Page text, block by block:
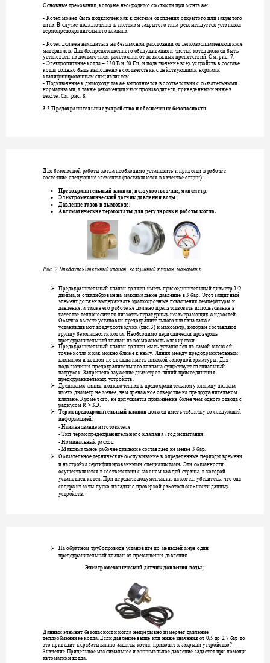
Основные требования , которые необходимо соблюсти при монтаже:
- Котел может быть подключен как к системе отопления открытого или закрытого
типа. В случае подключения к системам закрытого типа рекомендуется установка
термопредохранительного клапана.
- Котел должен находиться на безопасном расстоянии от легковоспламеняющихся
материалов. Для беспрепятственного обслуживания и чистки котел должен быть
установлен на достаточном расстоянии от возможных препятствий. См. рис. 7.
- Электропитание котла – 230 В и 50 Гц, и подключение всех устройств в составе
котла должно быть выполнено в соответствии с действующими нормами
квалифицированным специалистом.
- Подключение к дымоходу также выполняется в соответствии с обязательными
нормативами, а также рекомендациями производителя, приведенными ниже в
тексте. См. рис. 8.
3.2 Предохранительные устройства и обеспечение безопасности
Для безопасной работы котла необходимо установить и привести в рабочее
состояние следующие элементы (поставляются в качестве опции):
 Предохранительный клапан, воздухоотводчик, манометр;
 Электромеханический датчик давления воды;
 Давление газов в дымоходе;
 Автоматические термостаты для регулировки работы котла.
Рис. 2 Предохранительный клапан, воздушный клапан, манометр
 Предохранительный клапан должен иметь присоединительный диаметр 1/2
дюйма, и откалиброван на максимальное давление в 3 бар. Этот защитный
элемент должен выдерживать краткосрочные повышения температуры и
давления, а также его работе не должно препятствовать использование в
качестве теплоносителя низкотемпературных незамерзающих жидкостей.
Обычно в месте установки предохранительного клапана также
устанавливают воздухоотводчик (рис.3) и манометр, которые составляют
группу безопасности котла. Необходимо периодически проверять
предохранительный клапан на возможность блокировки.
 Предохранительный клапан должен быть установлен на самой высокой
точке котла и как можно ближе к нему. Линия между предохранительным
клапаном и котлом не должна иметь никакой запорной арматуры. Для
подключения предохранительного клапана существует специальный
патрубок. Запрещено заужение диаметров линий присоединения
предохранительных устройств.
 Дренажная линия, подключенная к предохранительному клапану должна
иметь диаметр не менее, чем дренажное отверстие на предохранительном
клапане. Кроме того, не допускается применение более чем одного отвода с
радиусом R > 3D.
 Термопредохранительный клапан должен иметь табличку со следующей
информацией:
- Наименование изготовителя
- Тип термопредохранительного клапана / год испытания
- Номинальный расход
- Максимальное рабочее давление составляет не менее 3 бар.
 Обязательное технические обслуживание в определенные периоды времени
и настройка сертифицированными специалистами. Эти обязанности
осуществляются в соответствии с законом каждой страны, в которой
установлен котел. При передаче документации на котел, убедитесь, что она
содержит акты пуско-наладки с проверкой работоспособности данных
устройств.
 На обратном трубопроводе установите по меньшей мере один
предохранительный клапан от превышения давления.
Электромеханический датчик давления воды;
Данный элемент безопасности котла непрерывно измеряет давление
теплообменнике котла. Если давление выше или ниже значения от 0,5 до 2,7 бар то
это приводит к срабатыванию защиты котла. приводит к закрыли устройство?
Значение Придельное максимальное и минимальное давление задается при помощи
автоматики котла.